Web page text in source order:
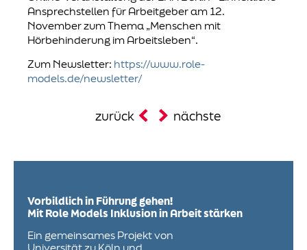
Ansprechstellen für Arbeitgeber am 12.
November zum Thema „Menschen mit
Hörbehinderung im Arbeitsleben“.
Zum Newsletter: https://www.role-
models.de/newsletter/
zurück nächste
Vorbildlich in Führung gehen!
Mit Role Models Inklusion in Arbeit stärken
Ein gemeinsames Projekt von